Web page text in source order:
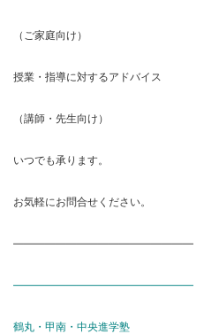
（ご家庭向け）
授業・指導に対するアドバイス
（講師・先生向け）
いつでも承ります。
お気軽にお問合せください。
―――――――――――――――――
―――――――――――――――――
鶴丸・甲南・中央進学塾